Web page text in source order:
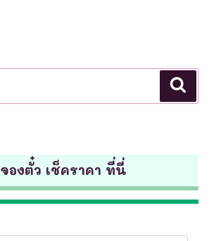
จองตั๋ว เช็คราคา ที่นี่